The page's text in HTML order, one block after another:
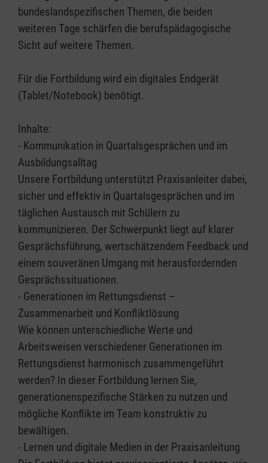
bundeslandspezifischen Themen, die beiden
weiteren Tage schärfen die berufspädagogische
Sicht auf weitere Themen.
Für die Fortbildung wird ein digitales Endgerät
(Tablet/Notebook) benötigt.
Inhalte:
- Kommunikation in Quartalsgesprächen und im
Ausbildungsalltag
Unsere Fortbildung unterstützt Praxisanleiter dabei,
sicher und effektiv in Quartalsgesprächen und im
täglichen Austausch mit Schülern zu
kommunizieren. Der Schwerpunkt liegt auf klarer
Gesprächsführung, wertschätzendem Feedback und
einem souveränen Umgang mit herausfordernden
Gesprächssituationen.
- Generationen im Rettungsdienst –
Zusammenarbeit und Konfliktlösung
Wie können unterschiedliche Werte und
Arbeitsweisen verschiedener Generationen im
Rettungsdienst harmonisch zusammengeführt
werden? In dieser Fortbildung lernen Sie,
generationenspezifische Stärken zu nutzen und
mögliche Konflikte im Team konstruktiv zu
bewältigen.
- Lernen und digitale Medien in der Praxisanleitung